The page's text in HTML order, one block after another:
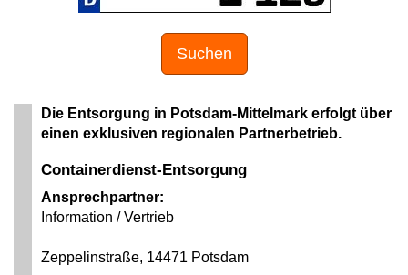
Suchen
Die Entsorgung in Potsdam-Mittelmark erfolgt über
einen exklusiven regionalen Partnerbetrieb.
Containerdienst-Entsorgung
Ansprechpartner:
Information / Vertrieb
Zeppelinstraße, 14471 Potsdam